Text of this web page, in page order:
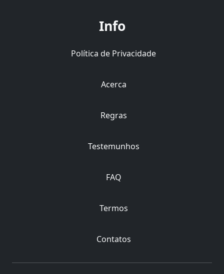
Info
Política de Privacidade
Acerca
Regras
Testemunhos
FAQ
Termos
Contatos